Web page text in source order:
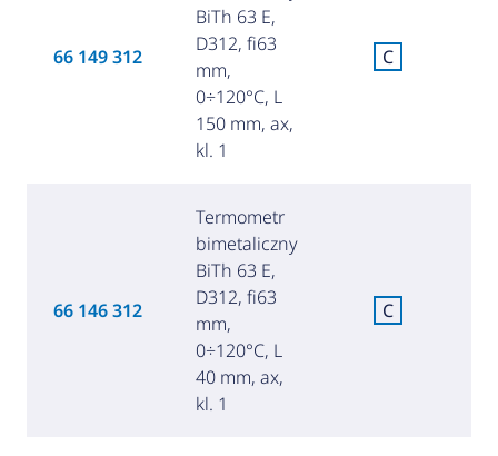
66 149 312
BiTh 63 E,
D312, fi63
mm,
0÷120°C, L
150 mm, ax,
kl. 1
C
66 146 312
Termometr
bimetaliczny
BiTh 63 E,
D312, fi63
mm,
0÷120°C, L
40 mm, ax,
kl. 1
C